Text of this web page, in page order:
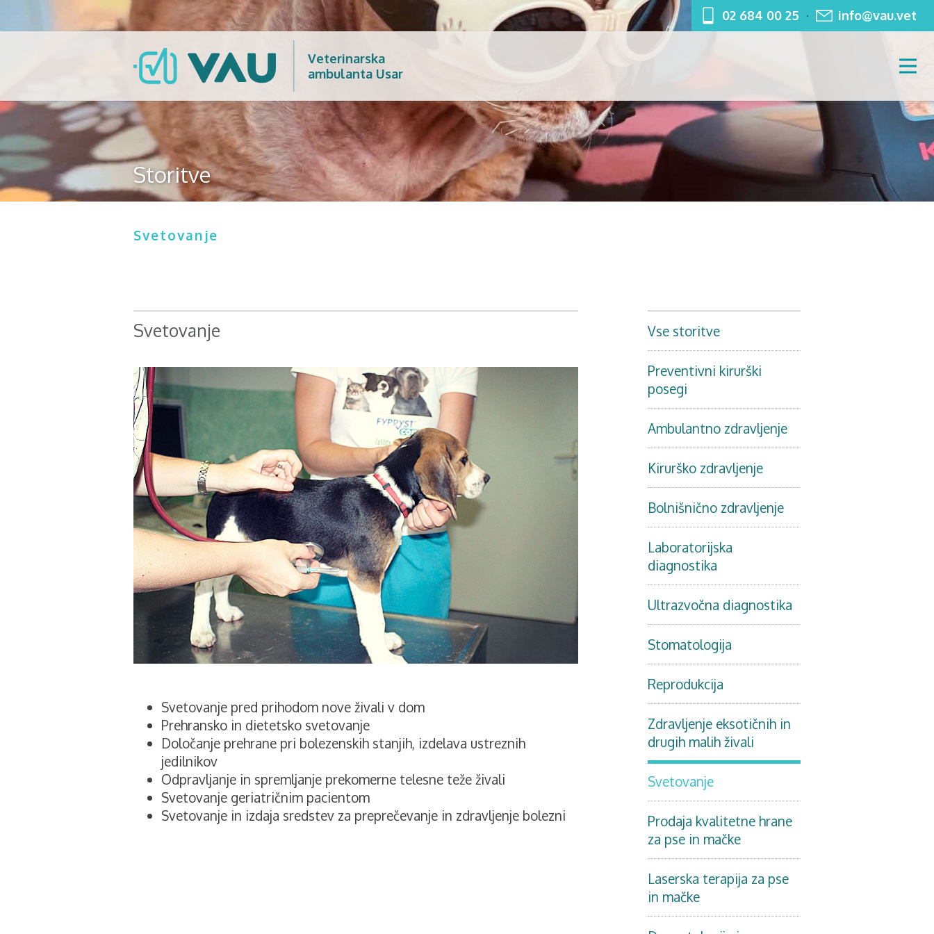
02 684 00 25 info@vau.vet
Veterinarska
ambulanta Usar
Storitve
Svetovanje
Svetovanje
Svetovanje pred prihodom nove živali v dom
Prehransko in dietetsko svetovanje
Določanje prehrane pri bolezenskih stanjih, izdelava ustreznih
jedilnikov
Odpravljanje in spremljanje prekomerne telesne teže živali
Svetovanje geriatričnim pacientom
Svetovanje in izdaja sredstev za preprečevanje in zdravljenje bolezni
Vse storitve
Preventivni kirurški
posegi
Ambulantno zdravljenje
Kirurško zdravljenje
Bolnišnično zdravljenje
Laboratorijska
diagnostika
Ultrazvočna diagnostika
Stomatologija
Reprodukcija
Zdravljenje eksotičnih in
drugih malih živali
Svetovanje
Prodaja kvalitetne hrane
za pse in mačke
Laserska terapija za pse
in mačke